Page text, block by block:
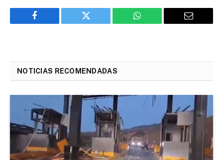
Facebook Twitter WhatsApp Email
NOTICIAS RECOMENDADAS